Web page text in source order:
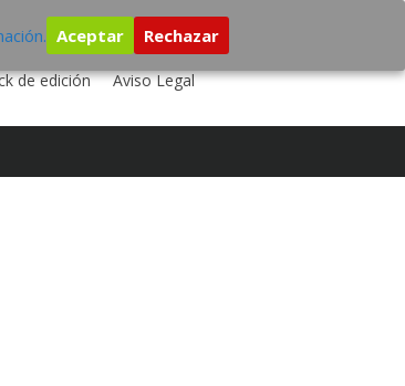
ESTUDIO DE GRABACIÓN
de edición
Aviso Legal
Aceptar Rechazar